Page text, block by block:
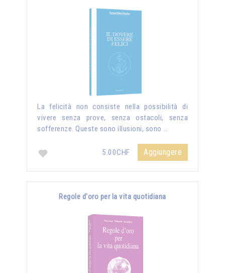
La felicità non consiste nella possibilità di
vivere senza prove, senza ostacoli, senza
sofferenze. Queste sono illusioni, sono …
5.00CHF Aggiungere
Regole d'oro per la vita quotidiana